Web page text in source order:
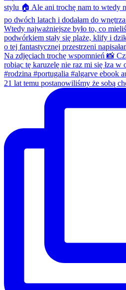
21 lat temu postanowiliśmy że sobą